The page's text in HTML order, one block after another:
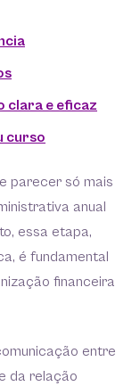
clara e eficaz
curso
parecer só mais
anual
essa etapa,
é fundamental
financeira
entre
da relação